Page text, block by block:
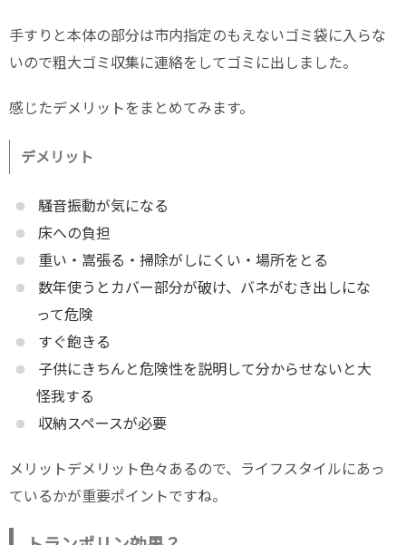
手すりと本体の部分は市内指定のもえないゴミ袋に入らな
いので粗大ゴミ収集に連絡をしてゴミに出しました。
感じたデメリットをまとめてみます。
デメリット
騒音振動が気になる
床への負担
重い・嵩張る・掃除がしにくい・場所をとる
数年使うとカバー部分が破け、バネがむき出しにな
って危険
すぐ飽きる
子供にきちんと危険性を説明して分からせないと大
怪我する
収納スペースが必要
メリットデメリット色々あるので、ライフスタイルにあっ
ているかが重要ポイントですね。